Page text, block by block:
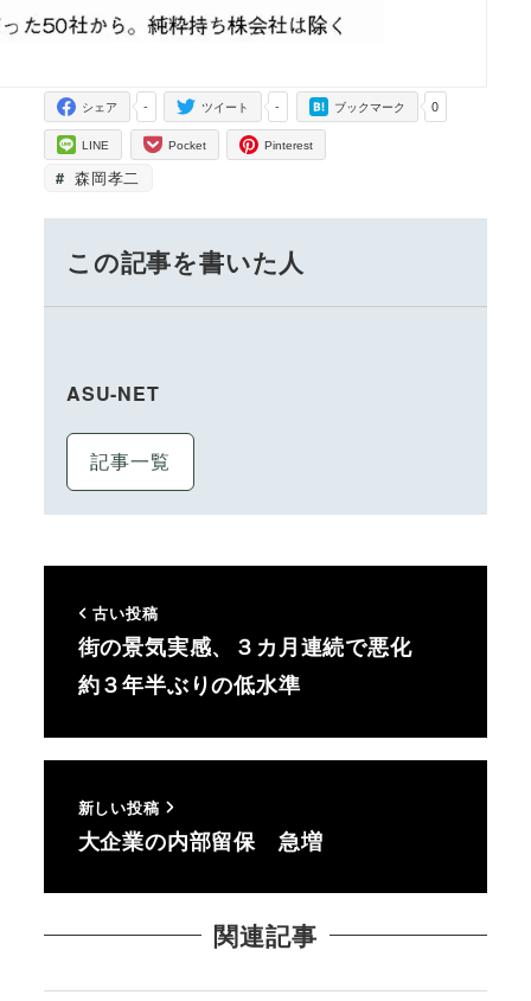
-
シェア -
ツイート 0
ブックマーク
LINE Pocket Pinterest
森岡孝二
この記事を書いた人
ASU-NET
記事一覧
古い投稿
街の景気実感、３カ月連続で悪化
約３年半ぶりの低水準
新しい投稿
大企業の内部留保 急増
関連記事